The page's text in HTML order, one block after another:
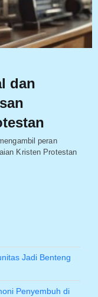
dan
peran
Kristen Protestan
Jadi Benteng
Penyembuh di